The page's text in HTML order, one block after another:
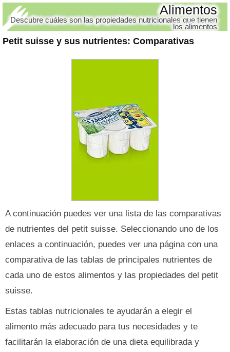
Petit suisse y sus nutrientes: Comparativas
Alimentos
Descubre cuáles son las propiedades nutricionales que tienen
los alimentos
A continuación puedes ver una lista de las comparativas
de nutrientes del petit suisse. Seleccionando uno de los
enlaces a continuación, puedes ver una página con una
comparativa de las tablas de principales nutrientes de
cada uno de estos alimentos y las propiedades del petit
suisse.
Estas tablas nutricionales te ayudarán a elegir el
alimento más adecuado para tus necesidades y te
facilitarán la elaboración de una dieta equilibrada y